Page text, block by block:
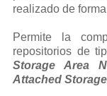
realizado de
Permite la
repositorios de
Storage Area
Attached Storage